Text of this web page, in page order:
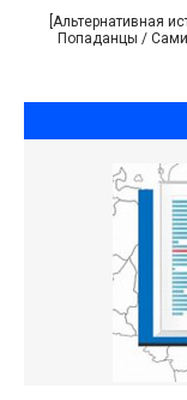
[Альтернативная
Попаданцы /